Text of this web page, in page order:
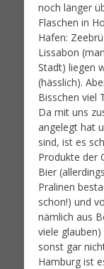
noch länger
Flaschen in
Hafen:
Lissabon
Stadt) liegen
(hässlich).
Bisschen viel
Da mit uns
angelegt hat
sind, ist es
Produkte der
Bier
Pralinen
schon!) und
nämlich aus
viele
sonst gar
Hamburg ist